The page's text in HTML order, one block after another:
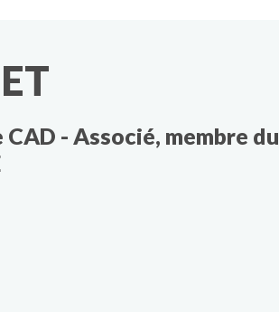
- Associé, membre du